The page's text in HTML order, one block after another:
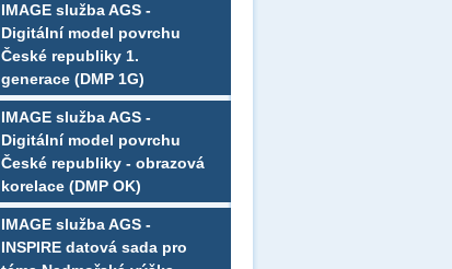
IMAGE služba AGS -
Digitální model povrchu
České republiky 1.
generace (DMP 1G)
IMAGE služba AGS -
Digitální model povrchu
České republiky - obrazová
korelace (DMP OK)
IMAGE služba AGS -
INSPIRE datová sada pro